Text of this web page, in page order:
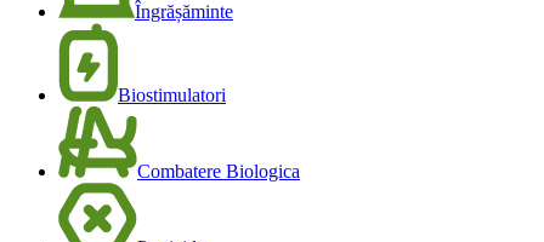
Îngrășăminte
Biostimulatori
Combatere Biologica